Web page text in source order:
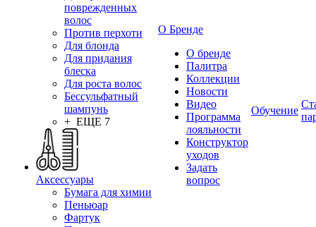
поврежденных
волос
Против перхоти
Для блонда
Для придания
блеска
Для роста волос
Бессульфатный
шампунь
+ ЕЩЕ 7
Аксессуары
Бумага для химии
Пеньюар
Фартук
О Бренде
О бренде
Палитра
Коллекции
Новости
Видео
Программа
лояльности
Конструктор
уходов
Задать
вопрос
Обучение